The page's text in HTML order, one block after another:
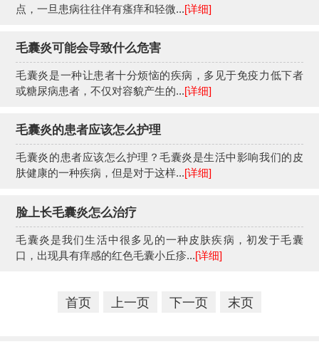
点，一旦患病往往伴有瘙痒和轻微...[详细]
毛囊炎可能会导致什么危害
毛囊炎是一种让患者十分烦恼的疾病，多见于免疫力低下者
或糖尿病患者，不仅对容貌产生的...[详细]
毛囊炎的患者应该怎么护理
毛囊炎的患者应该怎么护理？毛囊炎是生活中影响我们的皮
肤健康的一种疾病，但是对于这样...[详细]
脸上长毛囊炎怎么治疗
毛囊炎是我们生活中很多见的一种皮肤疾病，初发于毛囊
口，出现具有痒感的红色毛囊小丘疹...[详细]
首页 上一页 下一页 末页